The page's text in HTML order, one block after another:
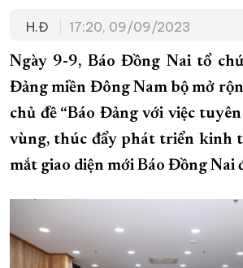
CHUNG TAY CẢI CÁCH HÀNH CHÍNH
XÂY DỰNG NÔNG THÔN MỚI LỊCH CẮT
TÀU - XE - MÁY BAY
KỶ NIỆM 370 NĂM XÂY DỰNG VÀ PHÁT
KHOẢNH KHẮC ĐẸP XỨ TRẦM
XÂY DỰNG KHÁNH HÒA TRỞ THÀNH
H.Đ 17:20, 09/09/2023
Ngày 9-9, Báo Đồng Nai tổ
Đảng miền Đông Nam bộ mở
chủ đề “Báo Đảng với việc
vùng, thúc đẩy phát triển kinh
mắt giao diện mới Báo Đồng Nai